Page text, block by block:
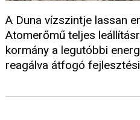
A Duna vízszintje lassan
Atomerőmű teljes
kormány a legutóbbi
reagálva átfogó